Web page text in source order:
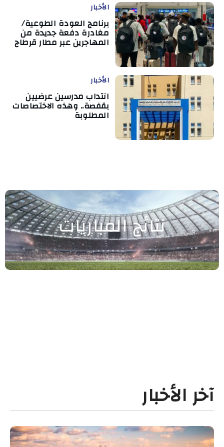
الأخبار
برنامج العودة الطوعية/
مغادرة دفعة جديدة من
المهاجرين عبر مطار قرطاج
الأخبار
انتداب مدرسين عرضيين
بقفصة.. وهذه الاختصاصات
المطلوبة
نتائج المباريات
آخر الأخبار